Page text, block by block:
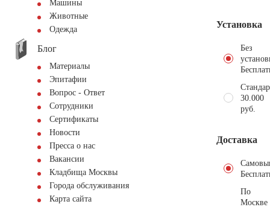
Машины
Животные
Одежда
Блог
Материалы
Эпитафии
Вопрос - Ответ
Сотрудники
Сертификаты
Новости
Пресса о нас
Вакансии
Кладбища Москвы
Города обслуживания
Карта сайта
Установка
Без
30.000
руб.
Доставка
По
Москве